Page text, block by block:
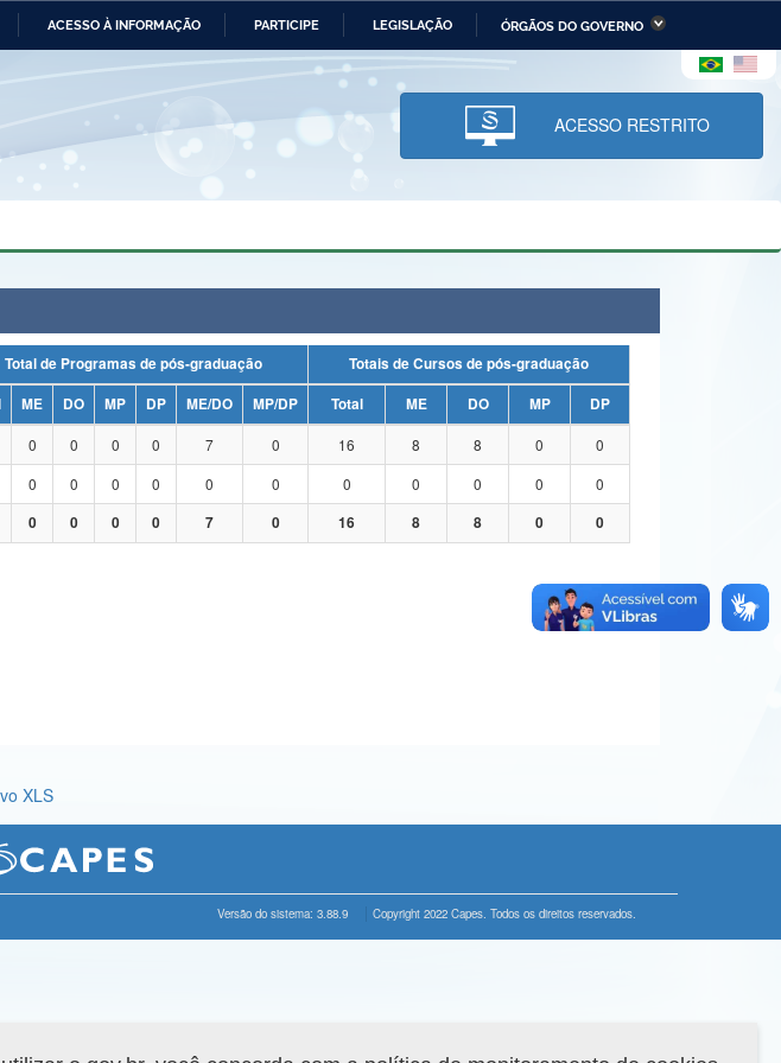
ACESSO À INFORMAÇÃO PARTICIPE LEGISLAÇÃO ÓRGÃOS DO GOVERNO
das Relações Ministério da Economia Ministério da Infraestrutura
Ministério da Ciência,
Tecnologia, Inovações e
Comunicações
e dos Direitos Humanos
Central do Brasil Planalto
ACESSO RESTRITO
Total de Programas de pós-graduação
Totais de Cursos de pós-graduação
ME DO MP DP ME/DO MP/DP Total ME DO MP
DP
0 0 0 0 7 0 16 8 8 0
0
0 0 0 0 0 0 0 0 0 0
0
0 0 0 0 7 0 16 8 8 0 0
XLS
Versão do sistema: 3.88.9 Copyright 2022 Capes. Todos os direitos reservados.